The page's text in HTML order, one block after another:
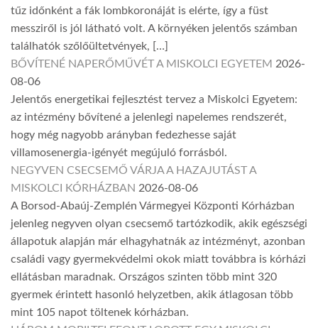
tűz időnként a fák lombkoronáját is elérte, így a füst
messziről is jól látható volt. A környéken jelentős számban
találhatók szőlőültetvények, […]
BŐVÍTENÉ NAPERŐMŰVÉT A MISKOLCI EGYETEM 2026-
08-06
Jelentős energetikai fejlesztést tervez a Miskolci Egyetem:
az intézmény bővítené a jelenlegi napelemes rendszerét,
hogy még nagyobb arányban fedezhesse saját
villamosenergia-igényét megújuló forrásból.
NEGYVEN CSECSEMŐ VÁRJA A HAZAJUTÁST A
MISKOLCI KÓRHÁZBAN 2026-08-06
A Borsod-Abaúj-Zemplén Vármegyei Központi Kórházban
jelenleg negyven olyan csecsemő tartózkodik, akik egészségi
állapotuk alapján már elhagyhatnák az intézményt, azonban
családi vagy gyermekvédelmi okok miatt továbbra is kórházi
ellátásban maradnak. Országos szinten több mint 320
gyermek érintett hasonló helyzetben, akik átlagosan több
mint 105 napot töltenek kórházban.